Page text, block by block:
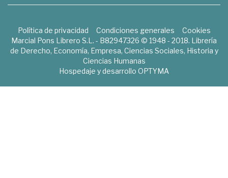
Política de privacidad Condiciones generales
Cookies
Marcial Pons Librero S.L. - B82947326 © 1948 - 2018. Librería
de Derecho, Economía, Empresa, Ciencias Sociales, Historia y
Ciencias Humanas
Hospedaje y desarrollo OPTYMA